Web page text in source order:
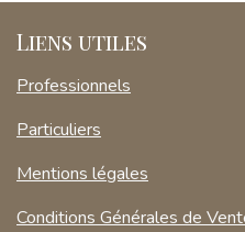
Liens utiles
Professionnels
Particuliers
Mentions légales
Conditions Générales de